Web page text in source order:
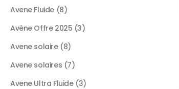
Avene Fluide 8
Avène Offre 2025 3
Avene solaire 8
Avene solaires 7
Avene Ultra Fluide 3